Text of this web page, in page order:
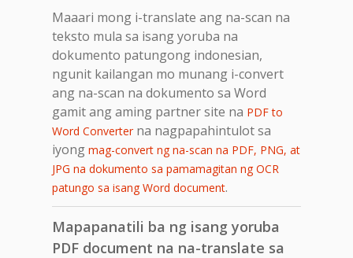
Maaari mong i-translate ang na-scan na
teksto mula sa isang yoruba na
dokumento patungong indonesian,
ngunit kailangan mo munang i-convert
ang na-scan na dokumento sa Word
gamit ang aming partner site na PDF to
Word Converterna nagpapahintulot sa
iyong mag-convert ng na-scan na PDF, PNG, at
JPG na dokumento sa pamamagitan ng OCR
patungo sa isang Word document.
Mapapanatili ba ng isang yoruba
PDF document na na-translate sa